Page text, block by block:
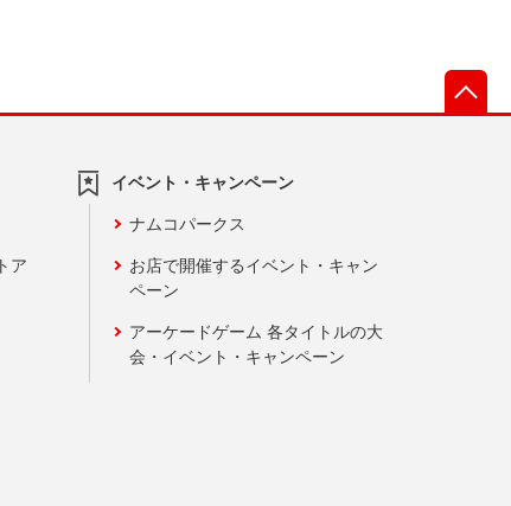
ア
イベント・キャンペーン
ナムコパークス
お店で開催するイベント・キャン
ペーン
アーケードゲーム 各タイトルの大
会・イベント・キャンペーン